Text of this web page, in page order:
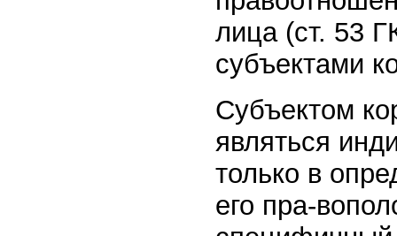
лица (ст. 53
субъектами
Субъектом
являться
только в
его пра-